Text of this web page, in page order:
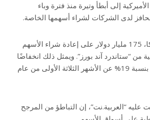
إلى أبطأ وتيرة منذ فترة وباء
لدى الشركات لشراء أسهمها الخاصة.
أنفقت الشركات المدرجة في مؤشر S&P500 في أميركا، 175 مليار دولار على إعادة شراء الأسهم
من “ستاندرد آند بورز”. ويمثل ذلك انخفاضًا
بنسبة 20% عن الربع نفسه من العام الماضي وانخفاضًا بنسبة 19% عن الأشهر الثلاثة الأولى من عام
عليه “العربية.نت”، إن التباطؤ من المرجح